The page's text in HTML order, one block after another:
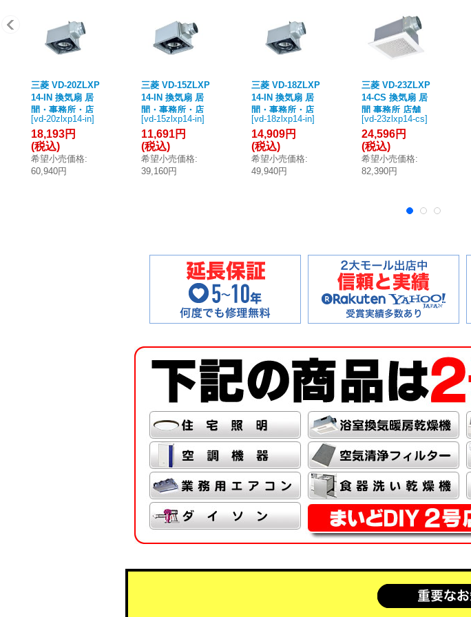
三菱 VD-20ZLXP
14-IN 換気扇 居
間・事務所・店
舗 ダクト用換気
扇 天井埋込形 24
時間換気機能付
低騒音形 グリル
別売タイプ 大風
[vd-20zlxp14-in]
18,193円
(税込)
希望小売価格:
60,940円
三菱 VD-15ZLXP
14-IN 換気扇 居
間・事務所・店
舗 ダクト用換気
扇 天井埋込形 24
時間換気機能付
低騒音形 グリル
別売タイプ 大風
[vd-15zlxp14-in]
11,691円
(税込)
希望小売価格:
39,160円
三菱 VD-18ZLXP
14-IN 換気扇 居
間・事務所・店
舗 ダクト用換気
扇 天井埋込形 24
時間換気機能付
低騒音形 グリル
別売タイプ 大風
[vd-18zlxp14-in]
14,909円
(税込)
希望小売価格:
49,940円
三菱 VD-23ZLXP
14-CS 換気扇 居
間 事務所 店舗
ダクト用換気扇
天井埋込形 24時
間換気機能付 低
騒音形 インテリ
ア格子タイプ (V
[vd-23zlxp14-cs]
24,596円
(税込)
希望小売価格:
82,390円